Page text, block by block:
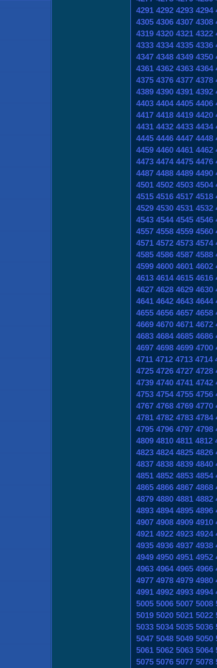
4291 4292 4293 4294
4305 4306 4307 4308
4319 4320 4321 4322
4333 4334 4335 4336
4347 4348 4349 4350
4361 4362 4363 4364
4375 4376 4377 4378
4389 4390 4391 4392
4403 4404 4405 4406
4417 4418 4419 4420
4431 4432 4433 4434
4445 4446 4447 4448
4459 4460 4461 4462
4473 4474 4475 4476
4487 4488 4489 4490
4501 4502 4503 4504
4515 4516 4517 4518
4529 4530 4531 4532
4543 4544 4545 4546
4557 4558 4559 4560
4571 4572 4573 4574
4585 4586 4587 4588
4599 4600 4601 4602
4613 4614 4615 4616
4627 4628 4629 4630
4641 4642 4643 4644
4655 4656 4657 4658
4669 4670 4671 4672
4683 4684 4685 4686
4697 4698 4699 4700
4711 4712 4713 4714
4725 4726 4727 4728
4739 4740 4741 4742
4753 4754 4755 4756
4767 4768 4769 4770
4781 4782 4783 4784
4795 4796 4797 4798
4809 4810 4811 4812
4823 4824 4825 4826
4837 4838 4839 4840
4851 4852 4853 4854
4865 4866 4867 4868
4879 4880 4881 4882
4893 4894 4895 4896
4907 4908 4909 4910
4921 4922 4923 4924
4935 4936 4937 4938
4949 4950 4951 4952
4963 4964 4965 4966
4977 4978 4979 4980
4991 4992 4993 4994
5005 5006 5007 5008
5019 5020 5021 5022
5033 5034 5035 5036
5047 5048 5049 5050
5061 5062 5063 5064
5075 5076 5077 5078